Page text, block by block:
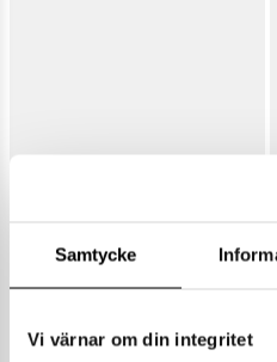
Samtycke
Vi värnar om din integritet